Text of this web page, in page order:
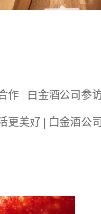
作 | 白金酒公司参
更美好 | 白金酒公